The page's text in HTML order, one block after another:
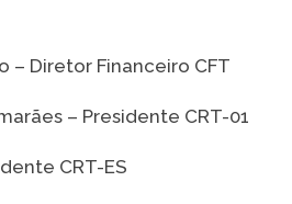
– Diretor Financeiro CFT
– Presidente CRT-01
CRT-ES